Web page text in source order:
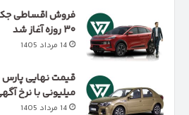
۳۰ روزه آغاز شد
14 مرداد 1405
میلیونی با نرخ
14 مرداد 1405